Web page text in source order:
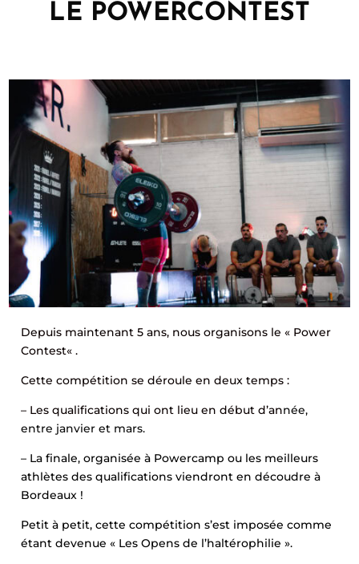
LE POWERCONTEST
Depuis maintenant 5 ans, nous organisons le « Power
Contest« .
Cette compétition se déroule en deux temps :
– Les qualifications qui ont lieu en début d’année,
entre janvier et mars.
– La finale, organisée à Powercamp ou les meilleurs
athlètes des qualifications viendront en découdre à
Bordeaux !
Petit à petit, cette compétition s’est imposée comme
étant devenue « Les Opens de l’haltérophilie ».